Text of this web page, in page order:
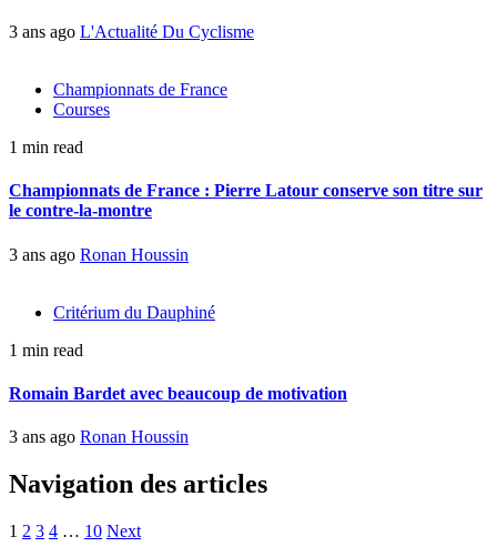
3 ans ago L'Actualité Du Cyclisme
Championnats de France
Courses
1 min read
Championnats de France : Pierre Latour conserve son titre sur
le contre-la-montre
3 ans ago Ronan Houssin
Critérium du Dauphiné
1 min read
Romain Bardet avec beaucoup de motivation
3 ans ago Ronan Houssin
Navigation des articles
1 2 3 4 … 10 Next